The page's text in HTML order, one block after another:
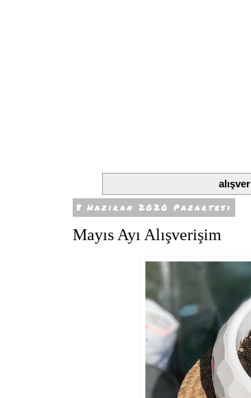
8 Haziran 2020 Pazartesi
Mayıs Ayı Alışverişim